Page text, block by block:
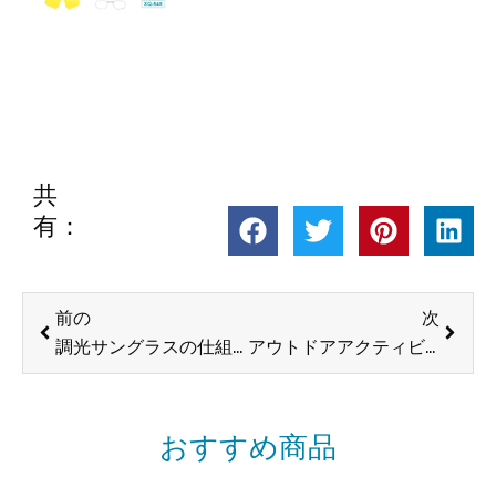
共
有：
前へ
前の
調光サングラスの仕組み – XUNQI
次
アウトドアアクティビティで偏光フィットオーバーサングラスを着用する利点 -XUNQI
おすすめ商品